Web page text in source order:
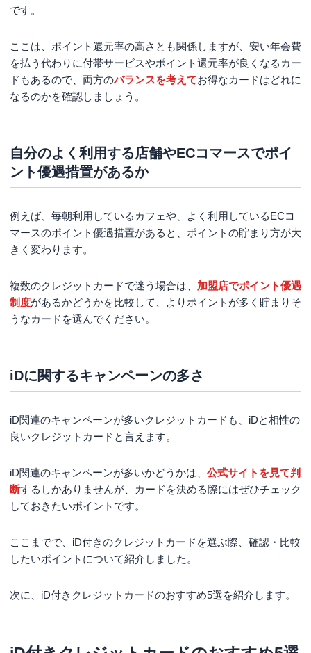
です。
ここは、ポイント還元率の高さとも関係しますが、安い年会費
を払う代わりに付帯サービスやポイント還元率が良くなるカー
ドもあるので、両方のバランスを考えてお得なカードはどれに
なるのかを確認しましょう。
自分のよく利用する店舗やECコマースでポイ
ント優遇措置があるか
例えば、毎朝利用しているカフェや、よく利用しているECコ
マースのポイント優遇措置があると、ポイントの貯まり方が大
きく変わります。
複数のクレジットカードで迷う場合は、 加盟店でポイント優遇
制度があるかどうかを比較して、よりポイントが多く貯まりそ
うなカードを選んでください。
iDに関するキャンペーンの多さ
iD関連のキャンペーンが多いクレジットカードも、iDと相性の
良いクレジットカードと言えます。
iD関連のキャンペーンが多いかどうかは、 公式サイトを見て判
断するしかありませんが、カードを決める際にはぜひチェック
しておきたいポイントです。
ここまでで、iD付きのクレジットカードを選ぶ際、確認・比較
したいポイントについて紹介しました。
次に、iD付きクレジットカードのおすすめ5選を紹介します。